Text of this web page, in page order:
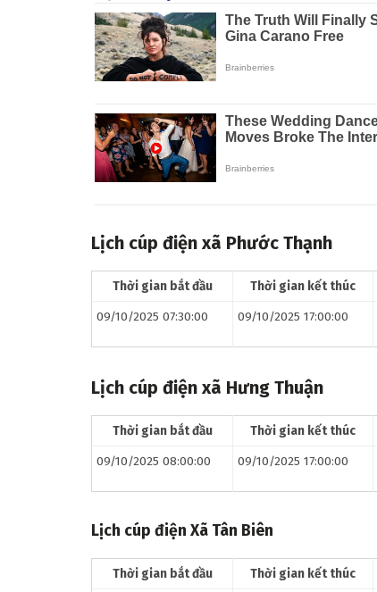
Lịch cúp điện xã Phước Thạnh
Thời gian bắt đầu Thời gian kết thúc
09/10/2025 07:30:00
09/10/2025 17:00:00
Lịch cúp điện xã Hưng Thuận
Thời gian bắt đầu Thời gian kết thúc
09/10/2025 08:00:00
09/10/2025 17:00:00
Lịch cúp điện Xã Tân Biên
Thời gian bắt đầu Thời gian kết thúc